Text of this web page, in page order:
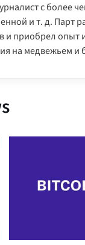
с более
и т. д. Парт
и приобрел опыт
на медвежьем и